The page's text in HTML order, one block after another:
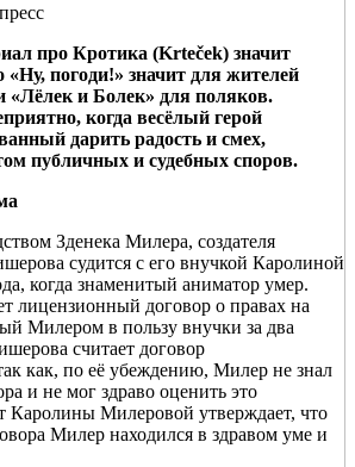
про Кротика (Krteček) значит
«Ну, погоди!» значит для жителей
и Болек» для поляков.
когда весёлый герой
дарить радость и смех,
публичных и судебных споров.
Зденека Милера, создателя
судится с его внучкой Каролиной
когда знаменитый аниматор умер.
лицензионный договор о правах на
Милером в пользу внучки за два
считает договор
как, по её убеждению, Милер не знал
и не мог здраво оценить это
Каролины Милеровой утверждает, что
Милер находился в здравом уме и